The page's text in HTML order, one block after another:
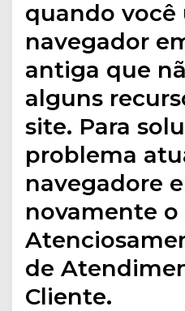
quando você
navegador
antiga que
alguns
site. Para
problema
navegadore
novamente o
de
Cliente.